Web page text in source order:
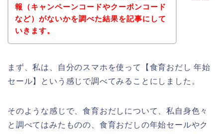
報（キャンペーンコードやクーポンコード
など）がないかを調べた結果を記事にして
いきます。
まず、私は、自分のスマホを使って【食育おだし 年始
セール】という感じで調べてみることにしました。
そのような感じで、食育おだしについて、私自身色々
と調べてはみたものの、食育おだしの年始セールやク